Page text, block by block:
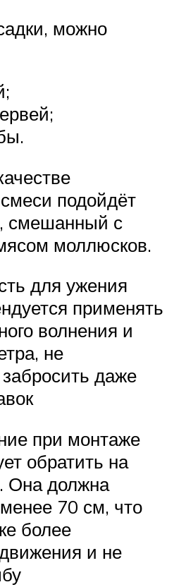
можно
подойдёт
смешанный с
моллюсков.
для ужения
применять
волнения и
не
даже
при монтаже
обратить на
Она должна
70 см, что
более
и не